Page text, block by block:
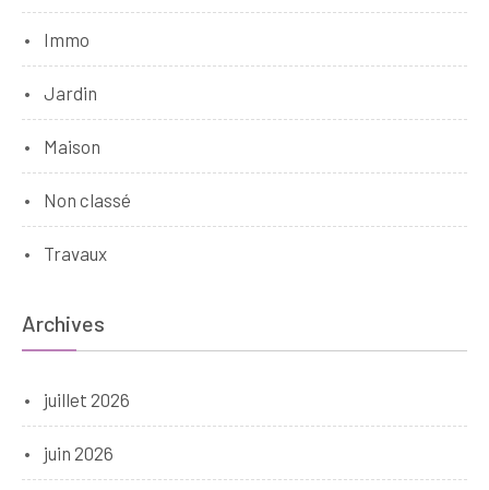
Immo
Jardin
Maison
Non classé
Travaux
Archives
juillet 2026
juin 2026